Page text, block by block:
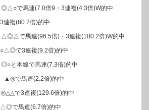
で馬連(7.0倍9・3連複(4.3倍)W的中
複(80.2倍)的中
で馬連(96.5倍)・3連複(100.2倍)W的中
で3連複(9.2倍)的中
と本線で馬連(7.3倍)的中
で馬連(2.2倍)的中
で3連複(129.6倍)的中
で馬連(6.7倍)的中